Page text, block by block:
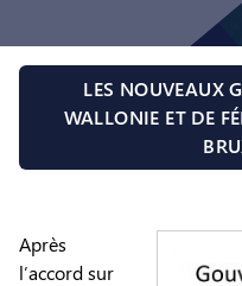
LES NOUVEAUX
WALLONIE ET DE
Après
l’accord sur